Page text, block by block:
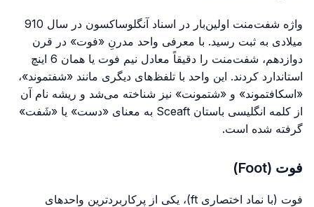
واژه شفت‌منت اولین‌بار در اسناد آنگلوساکسون در سال 910
میلادی به ثبت رسید. با معرفی واحد مدرنِ «فوت» در قرن
دوازدهم، شفت‌منت را دقیقاً معادل نیم فوت یا همان 6 اینچ
استاندارد کردند. این واحد با تلفظ‌های دیگری مانند «شفتموند»،
«اسکافتموند» و «شتمونت» نیز شناخته می‌شد و ریشه نام آن
از کلمه انگلیسی باستان Sceaft به معنای «دست» یا «شَفت»
گرفته شده است.
فوت (Foot)
فوت (با نماد اختصاری ft)، یکی از پرکاربردترین واحدهای